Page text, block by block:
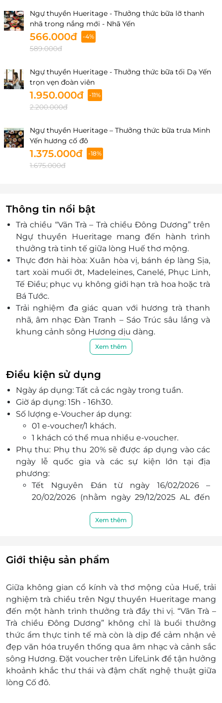
Ngự thuyền Hueritage - Thưởng thức bữa lỡ thanh
nhã trong nắng mới - Nhã Yến
566.000đ -4%
589.000đ
Ngự thuyền Hueritage - Thưởng thức bữa tối Dạ Yến
trọn vẹn đoàn viên
1.950.000đ -11%
2.200.000đ
Ngự thuyền Hueritage – Thưởng thức bữa trưa Minh
Yến hương cố đô
1.375.000đ -18%
1.675.000đ
Thông tin nổi bật
Trà chiều “Vãn Trà – Trà chiều Đông Dương” trên
Ngự thuyền Hueritage mang đến hành trình
thưởng trà tinh tế giữa lòng Huế thơ mộng.
Thực đơn hài hòa: Xuân hòa vị, bánh ép làng Sịa,
tart xoài muối ớt, Madeleines, Canelé, Phục Linh,
Tế Điều; phục vụ không giới hạn trà hoa hoặc trà
Bá Tước.
Trải nghiệm đa giác quan với hương trà thanh
nhã, âm nhạc Đàn Tranh – Sáo Trúc sâu lắng và
khung cảnh sông Hương dịu dàng.
Xuôi dòng Hương Giang, ngắm Nghinh Lương
Đình, Cầu Nguyễn Hoàng, Kim Long, Phú Mộng
trong không gian an yên, lãng mạn.
Cầu nối du khách với giá trị văn hóa truyền
thống qua ẩm thực và nghệ thuật biểu diễn dân
gian đương đại.
Đặt voucher qua LifeLink để nhận ưu đãi hấp
dẫn và tận hưởng trọn vẹn khoảnh khắc trà
chiều đậm chất Cố đô.
Xem thêm
Điều kiện sử dụng
Ngày áp dụng: Tất cả các ngày trong tuần.
Giờ áp dụng: 15h - 16h30.
Số lượng e-Voucher áp dụng:
01 e-voucher/1 khách.
1 khách có thể mua nhiều e-voucher.
Phụ thu: Phụ thu 20% sẽ được áp dụng vào các
ngày lễ quốc gia và các sự kiện lớn tại địa
phương:
Tết Nguyên Đán từ ngày 16/02/2026 –
20/02/2026 (nhằm ngày 29/12/2025 AL đến
Giỗ Tổ Hùng Vương 26/04/2026 (nhằm ngày
nước và Ngày Quốc tế Lao động 30/04/2026
- 01/05/2026.
Giáng sinh 24/12 và Tết Dương lịch 31/12.
Khách hàng liên hệ đăng ký dịch vụ trước khi
đến để được phục vụ tốt nhất.
Hotline đặt vé & tư vấn (9h00 - 20h00): 1900
2065 / 0934 661 016.
Địa chỉ: Nghinh Lương Đình, Đường Lê Duẩn,
Phường Phú Xuân, Thành phố Huế.
Điều kiện
e-Voucher không có giá trị quy đổi thành
Xem thêm
Giới thiệu sản phẩm
Giữa không gian cổ kính và thơ mộng của Huế, trải
nghiệm trà chiều trên Ngự thuyền Hueritage mang
đến một hành trình thưởng trà đầy thi vị. “Vãn Trà –
Trà chiều Đông Dương” không chỉ là buổi thưởng
thức ẩm thực tinh tế mà còn là dịp để cảm nhận vẻ
đẹp văn hóa truyền thống qua âm nhạc và cảnh sắc
sông Hương. Đặt voucher trên LifeLink để tận hưởng
khoảnh khắc thư thái và đậm chất nghệ thuật giữa
lòng Cố đô.